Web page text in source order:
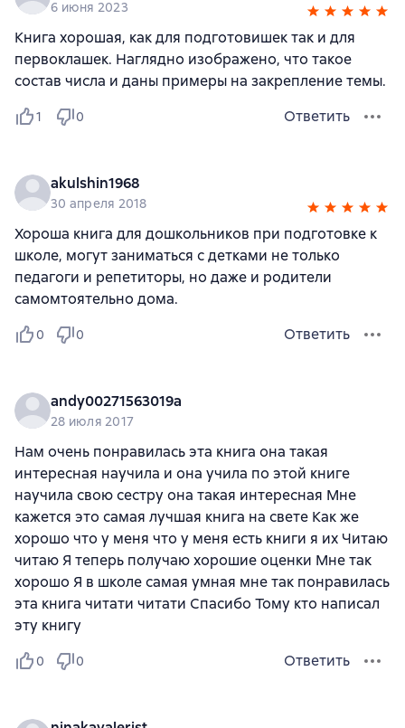
6 июня 2023
Книга хорошая, как для подготовишек так и для
первоклашек. Наглядно изображено, что такое
состав числа и даны примеры на закрепление темы.
1 0 Ответить
akulshin1968
30 апреля 2018
Хороша книга для дошкольников при подготовке к
школе, могут заниматься с детками не только
педагоги и репетиторы, но даже и родители
самомтоятельно дома.
0 0 Ответить
andy00271563019a
28 июля 2017
Нам очень понравилась эта книга она такая
интересная научила и она учила по этой книге
научила свою сестру она такая интересная Мне
кажется это самая лучшая книга на свете Как же
хорошо что у меня что у меня есть книги я их Читаю
читаю Я теперь получаю хорошие оценки Мне так
хорошо Я в школе самая умная мне так понравилась
эта книга читати читати Спасибо Тому кто написал
эту книгу
0 0 Ответить